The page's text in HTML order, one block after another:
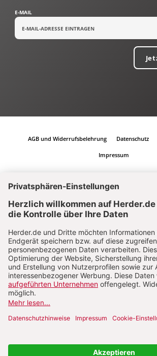
E-MAIL
AGB und Widerrufsbelehrung Datenschutz
Impressum
Vertrag widerrufen